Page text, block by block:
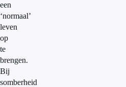
een
‘normaal’
leven
op
te
brengen.
Bij
somberheid